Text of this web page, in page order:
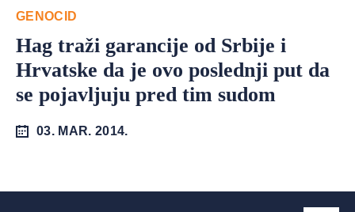
GENOCID
Hag traži garancije od Srbije i
Hrvatske da je ovo poslednji put da
se pojavljuju pred tim sudom
03. MAR. 2014.